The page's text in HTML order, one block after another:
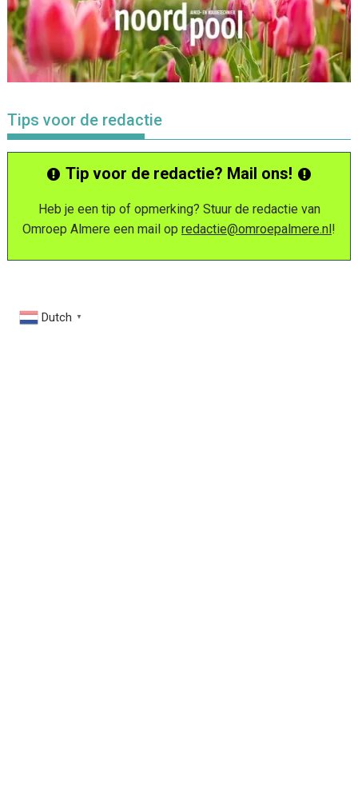
Tips voor de redactie
Tip voor de redactie? Mail ons!
Heb je een tip of opmerking? Stuur de redactie van
Omroep Almere een mail op redactie@omroepalmere.nl!
Dutch ▼